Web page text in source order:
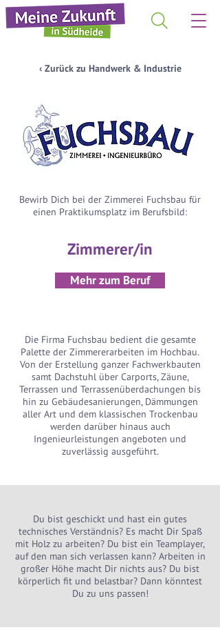
‹ Zurück zu Handwerk & Industrie
Bewirb Dich bei der Zimmerei Fuchsbau für
einen Praktikumsplatz im Berufsbild:
Zimmerer/in
Mehr zum Beruf
Die Firma Fuchsbau bedient die gesamte
Palette der Zimmererarbeiten im Hochbau.
Von der Erstellung ganzer Fachwerkbauten
samt Dachstuhl über Carports, Zäune,
Terrassen und Terrassenüberdachungen bis
hin zu Gebäudesanierungen, Dämmungen
aller Art und dem klassischen Trockenbau
werden darüber hinaus auch
Ingenieurleistungen angeboten und
zuverlässig ausgeführt.
Du bist geschickt und hast ein gutes
technisches Verständnis? Es macht Dir Spaß
mit Holz zu arbeiten? Du bist ein Teamplayer,
auf den man sich verlassen kann? Arbeiten in
großer Höhe macht Dir nichts aus? Du bist
körperlich fit und belastbar? Dann könntest
Du zu uns passen!